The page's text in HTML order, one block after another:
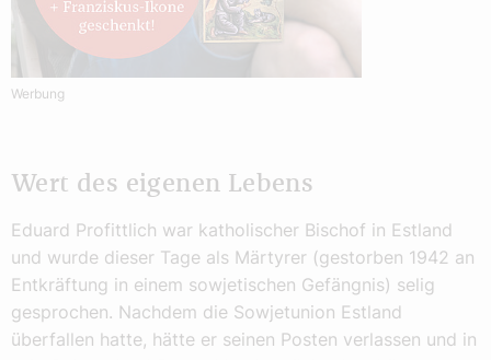
Werbung
Wert des eigenen Lebens
Eduard Profittlich war katholischer Bischof in Estland
und wurde dieser Tage als Märtyrer (gestorben 1942 an
Entkräftung in einem sowjetischen Gefängnis) selig
gesprochen. Nachdem die Sowjetunion Estland
überfallen hatte, hätte er seinen Posten verlassen und in